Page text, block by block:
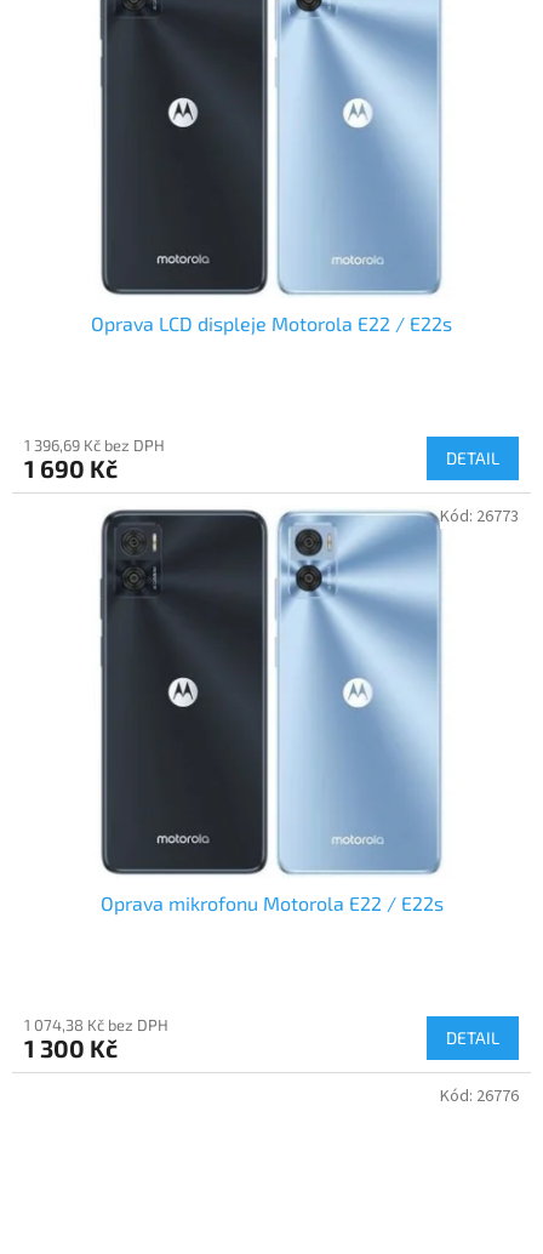
Oprava LCD displeje Motorola E22 / E22s
1 396,69 Kč bez DPH
1 690 Kč DETAIL
Oprava mikrofonu Motorola E22 / E22s
1 074,38 Kč bez DPH
1 300 Kč DETAIL
Kód: 26773
Kód: 26776